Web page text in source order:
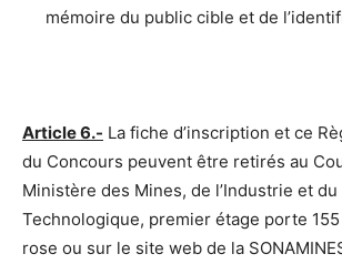
mémoire du public cible et de
Article 6.- La fiche d’inscription et ce
du Concours peuvent être retirés au
Ministère des Mines, de l’Industrie et
Technologique, premier étage porte 155
rose ou sur le site web de la